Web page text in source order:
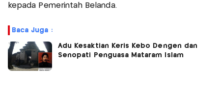
kepada Pemerintah Belanda.
Baca Juga :
Adu Kesaktian Keris Kebo Dengen dan
Senopati Penguasa Mataram Islam